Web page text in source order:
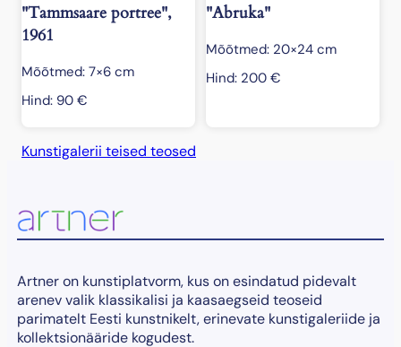
"Tammsaare portree",
1961
Mõõtmed: 7×6 cm
Hind: 90 €
"Abruka"
Mõõtmed: 20×24 cm
Hind: 200 €
Kunstigalerii teised teosed
Artner on kunstiplatvorm, kus on esindatud pidevalt
arenev valik klassikalisi ja kaasaegseid teoseid
parimatelt Eesti kunstnikelt, erinevate kunstigaleriide ja
kollektsionääride kogudest.